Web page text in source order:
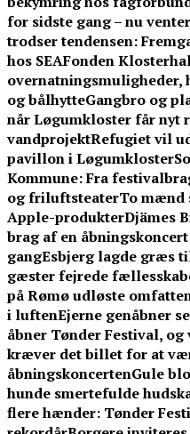
for sidste gang – nu
trodser tendensen:
hos SEAFonden
overnatningsmuligheder,
og bålhytteGangbro og
når Løgumkloster får nyt
vandprojektRefugiet vil
pavillon i Løgumkloster
Kommune: Fra
og friluftsteaterTo mænd
Apple-produkterDjämes
brag af en
gangEsbjerg lagde græs
gæster fejrede
på Rømø udløste
i luftenEjerne genåbner
åbner Tønder Festival,
kræver det billet for at
åbningskoncertenGule
hunde smertefulde
flere hænder: Tønder